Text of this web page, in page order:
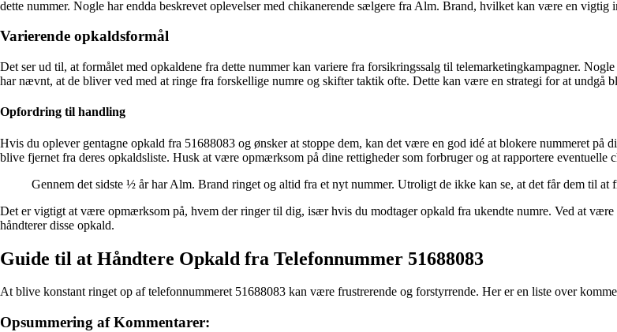
dette nummer. Nogle har endda beskrevet oplevelser med chikanerende sælgere fra Alm. Brand, hvilket kan være en
Varierende opkaldsformål
Det ser ud til, at formålet med opkaldene fra dette nummer kan variere fra forsikringssalg til telemarketingkampagner.
har nævnt, at de bliver ved med at ringe fra forskellige numre og skifter taktik ofte. Dette kan være en strategi for at undgå
Opfordring til handling
Hvis du oplever gentagne opkald fra 51688083 og ønsker at stoppe dem, kan det være en god idé at blokere nummeret
blive fjernet fra deres opkaldsliste. Husk at være opmærksom på dine rettigheder som forbruger og at rapportere eventuelle
Gennem det sidste ½ år har Alm. Brand ringet og altid fra et nyt nummer. Utroligt de ikke kan se, at det får dem til at
Det er vigtigt at være opmærksom på, hvem der ringer til dig, især hvis du modtager opkald fra ukendte numre. Ved at
håndterer disse opkald.
Guide til at Håndtere Opkald fra Telefonnummer 51688083
At blive konstant ringet op af telefonnummeret 51688083 kan være frustrerende og forstyrrende. Her er en liste over
Opsummering af Kommentarer: